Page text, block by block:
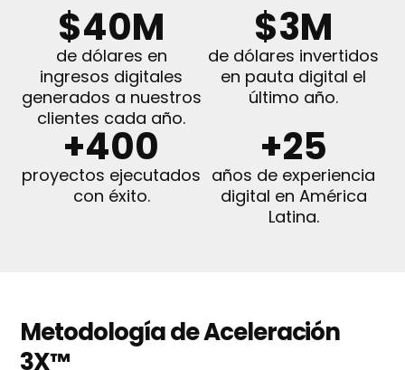
$40M
de dólares en
ingresos digitales
generados a nuestros
clientes cada año.
$3M
de dólares invertidos
en pauta digital el
último año.
+400
proyectos ejecutados
con éxito.
+25
años de experiencia
digital en América
Latina.
Metodología de Aceleración
3X™